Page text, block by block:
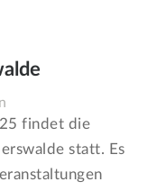
findet die
statt. Es